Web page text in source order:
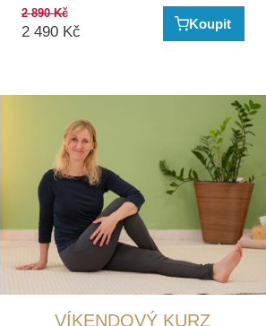
2 890Kč
2 490Kč Koupit
VÍKENDOVÝ KURZ